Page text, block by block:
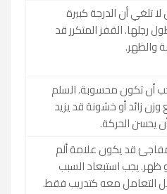
تلغي أن الدرجة كبيرة
رجلها. القفز المتكرر قد
والظهر.
أن تكون محسوبة. السلم
وزن زائد أو خشونة قد يزيد
يحسن الحركة.
قد يكون علامة ألم
يجب استبعاد السبب
التعامل معه كتدريب فقط.